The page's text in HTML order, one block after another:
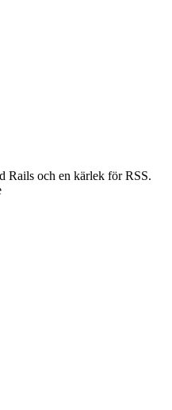
Rails och en kärlek för RSS.